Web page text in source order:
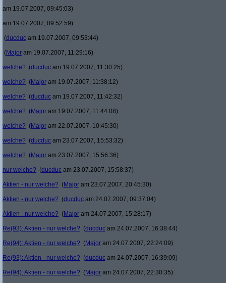
am 19.07.2007, 09:45:03)
am 19.07.2007, 09:52:59)
(ducduc am 19.07.2007, 09:53:44)
(Major am 19.07.2007, 11:29:16)
welche? (ducduc am 19.07.2007, 11:30:25)
welche? (Major am 19.07.2007, 11:38:12)
welche? (ducduc am 19.07.2007, 11:42:32)
welche? (Major am 19.07.2007, 11:44:08)
welche? (Major am 22.07.2007, 10:45:30)
welche? (ducduc am 23.07.2007, 15:53:32)
welche? (Major am 23.07.2007, 15:56:36)
nur welche? (ducduc am 23.07.2007, 15:58:37)
Aktien - nur welche? (Major am 23.07.2007, 20:45:30)
Aktien - nur welche? (ducduc am 24.07.2007, 09:37:04)
Aktien - nur welche? (Major am 24.07.2007, 15:28:17)
Re(93): Aktien - nur welche? (ducduc am 24.07.2007, 16:38:44)
Re(94): Aktien - nur welche? (Major am 24.07.2007, 22:24:09)
Re(93): Aktien - nur welche? (ducduc am 24.07.2007, 16:39:09)
Re(94): Aktien - nur welche? (Major am 24.07.2007, 22:30:35)